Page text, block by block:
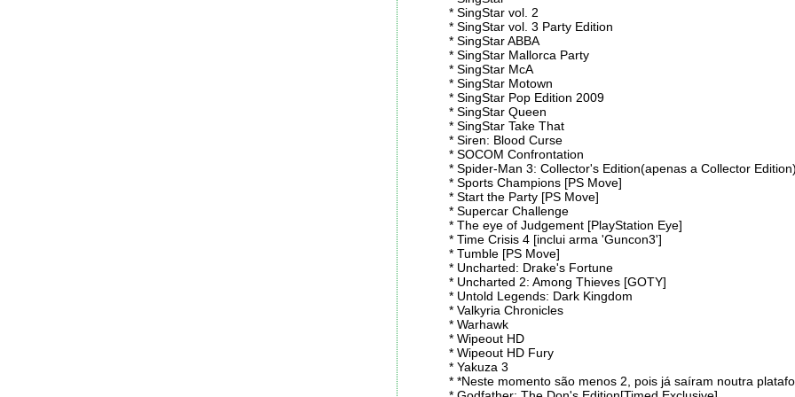
* SingStar vol. 2
* SingStar vol. 3 Party Edition
* SingStar ABBA
* SingStar Mallorca Party
* SingStar McA
* SingStar Motown
* SingStar Pop Edition 2009
* SingStar Queen
* SingStar Take That
* Siren: Blood Curse
* SOCOM Confrontation
* Spider-Man 3: Collector's Edition(apenas a Collector Edition)
* Sports Champions [PS Move]
* Start the Party [PS Move]
* Supercar Challenge
* The eye of Judgement [PlayStation Eye]
* Time Crisis 4 [inclui arma 'Guncon3']
* Tumble [PS Move]
* Uncharted: Drake's Fortune
* Uncharted 2: Among Thieves [GOTY]
* Untold Legends: Dark Kingdom
* Valkyria Chronicles
* Warhawk
* Wipeout HD
* Wipeout HD Fury
* Yakuza 3
* *Neste momento são menos 2, pois já saíram noutra